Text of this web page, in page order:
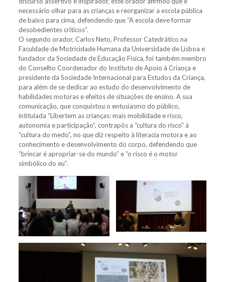
necessário olhar para as crianças e reorganizar a escola pública
de baixo para cima, defendendo que “A escola deve formar
desobedientes críticos”.
O segundo orador, Carlos Neto, Professor Catedrático na
Faculdade de Motricidade Humana da Universidade de Lisboa e
fundador da Sociedade de Educação Física, foi também membro
do Conselho Coordenador do Instituto de Apoio à Criança e
presidente da Sociedade Internacional para Estudos da Criança,
para além de se dedicar ao estudo do desenvolvimento de
habilidades motoras e efeitos de situações de ensino. A sua
comunicação, que conquistou o entusiasmo do público,
intitulada “Libertem as crianças: mais mobilidade e risco,
autonomia e participação”, contrapôs a “cultura do risco” à
“cultura do medo”, no que diz respeito à literacia motora e ao
conhecimento e desenvolvimento do corpo, defendendo que
“brincar é apropriar-se do mundo” e “o risco é o motor
simbólico do eu”.